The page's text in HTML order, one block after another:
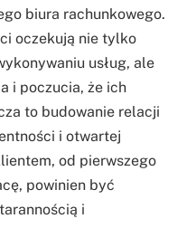
biura rachunkowego.
oczekują nie tylko
usług, ale
i poczucia, że ich
to budowanie relacji
i otwartej
od pierwszego
powinien być
i